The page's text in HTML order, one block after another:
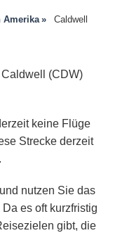
Amerika Caldwell
(CDW)
keine Flüge
Strecke derzeit
nutzen Sie das
es oft kurzfristig
gibt, die